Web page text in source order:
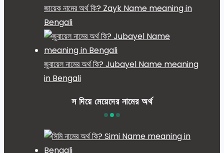
জায়েক নামের অর্থ কি? Zayk Name meaning in
Bengali
জুবায়েল নামের অর্থ কি? Jubayel Name meaning
in Bengali
স দিয়ে মেয়েদের নামের অর্থ